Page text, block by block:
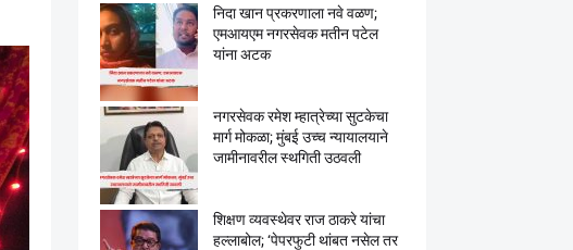
निदा खान प्रकरणाला नवे वळण;
एमआयएम नगरसेवक मतीन पटेल
यांना अटक
नगरसेवक रमेश म्हात्रेच्या सुटकेचा
मार्ग मोकळा; मुंबई उच्च न्यायालयाने
जामीनावरील स्थगिती उठवली
शिक्षण व्यवस्थेवर राज ठाकरे यांचा
हल्लाबोल; ‘पेपरफुटी थांबत नसेल तर